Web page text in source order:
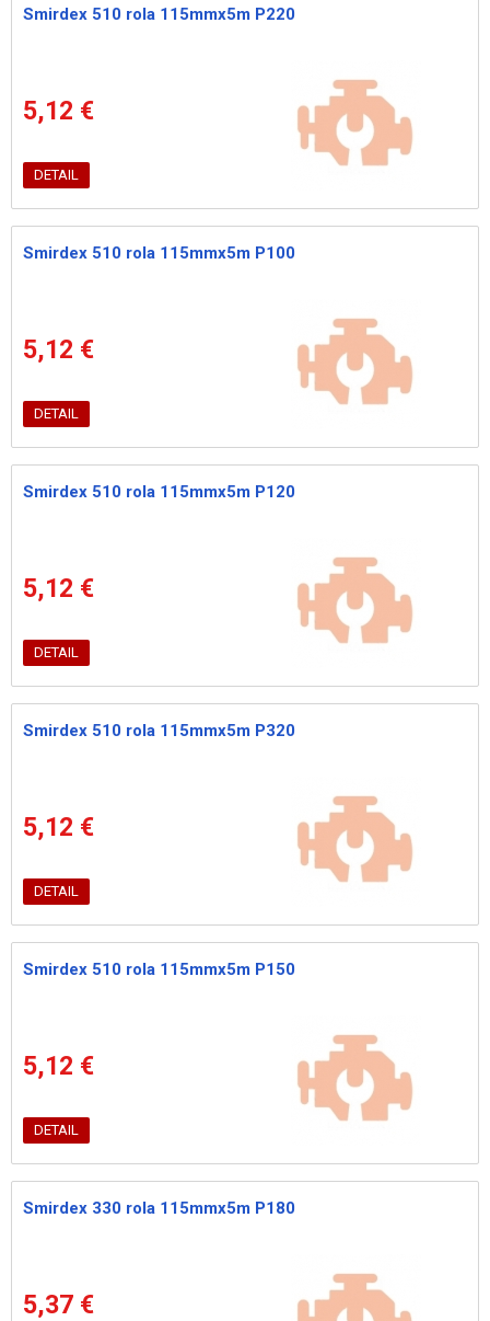
Smirdex 510 rola 115mmx5m P220
5,12 €
DETAIL
Smirdex 510 rola 115mmx5m P100
5,12 €
DETAIL
Smirdex 510 rola 115mmx5m P120
5,12 €
DETAIL
Smirdex 510 rola 115mmx5m P320
5,12 €
DETAIL
Smirdex 510 rola 115mmx5m P150
5,12 €
DETAIL
Smirdex 330 rola 115mmx5m P180
5,37 €